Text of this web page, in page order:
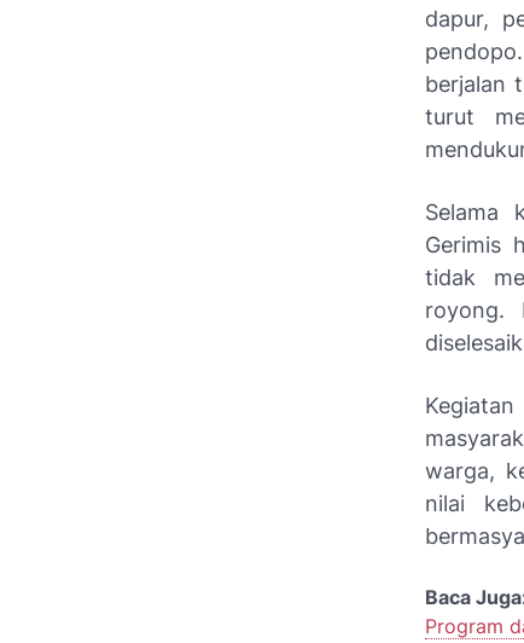
dapur,
berjalan
turut
Selama
Gerimis
tidak
royong.
warga,
nilai
Baca
Program